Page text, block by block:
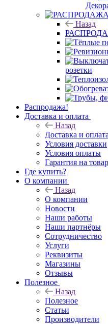
Назад
розетки
Распродажа!
Доставка и оплата
Назад
Доставка и оплата
Условия доставки
Условия оплаты
Гарантия на товар
Где купить?
О компании
Назад
О компании
Новости
Наши работы
Наши партнёры
Сотрудничество
Услуги
Реквизиты
Магазины
Отзывы
Полезное
Назад
Полезное
Статьи
Производители